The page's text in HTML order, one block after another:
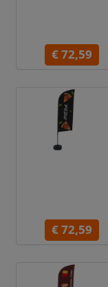
€ 72,59
€ 72,59